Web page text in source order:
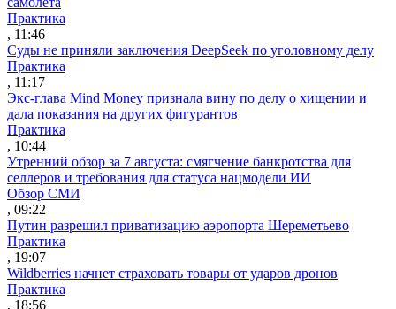
Практика
, 11:46
Суды не приняли заключения DeepSeek по уголовному делу
Практика
, 11:17
Экс-глава Mind Money признала вину по делу о хищении и
дала показания на других фигурантов
Практика
, 10:44
Утренний обзор за 7 августа: смягчение банкротства для
селлеров и требования для статуса нацмодели ИИ
Обзор СМИ
, 09:22
Путин разрешил приватизацию аэропорта Шереметьево
Практика
, 19:07
Wildberries начнет страховать товары от ударов дронов
Практика
, 18:56